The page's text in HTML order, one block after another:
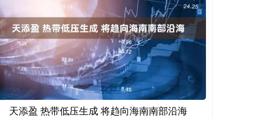
天添盈 热带低压生成 将趋向海南南部沿海